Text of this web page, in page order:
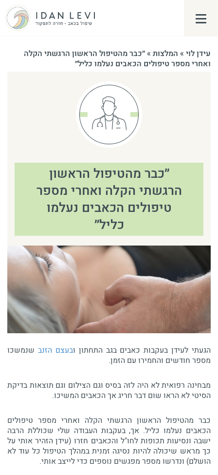
עידן לוי » המלצות »״כבר מהטיפול הראשון הרגשתי הקלה
ואחרי מספר טיפולים הכאבים נעלמו כליל״
״כבר מהטיפול הראשון
הרגשתי הקלה ואחרי מספר
טיפולים הכאבים נעלמו
כליל״
הגעתי לעידן בעקבות כאבים בגב התחתון ובעצם הזנב שנמשכו
מספר חודשים והחמירו עם הזמן.
מבחינה רפואית לא היה לזה בסיס וגם הצילום וגם תוצאות בדיקת
הסיטי לא הראו שום דבר חריג אך הכאבים המשיכו.
כבר מהטיפול הראשון הרגשתי הקלה ואחרי מספר טיפולים
הכאבים נעלמו כליל. אך, בעקבות העבודה שלי שכוללת הרבה
ישבה ונסיעות תכופות לחו"ל והכאבים חזרו (עידן הזהיר אותי על
כך מראש שיכולה להיות נסיגה זמנית במהלך הטיפול כל עוד לא
הושלם) ונדרשו מספר מפגשים נוספים כדי לייצב אותי.
פתח\סגור תפריט צד